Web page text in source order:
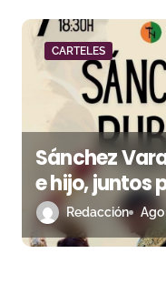
d
a
CARTELES
Sánchez
e hijo, juntos
pueblo
Redacción Ago